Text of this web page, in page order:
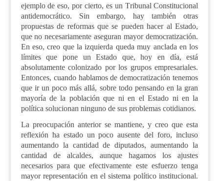
ejemplo de eso, por cierto, es un TribunalConstitucional
antidemocrático. Sin embargo, hay también otras
propuestas de reformas que se pueden hacer al Estado,
que no necesariamente aseguran mayor democratización.
En eso, creo que la izquierda queda muy anclada en los
límites que pone un Estado que, hoy en día, está
absolutamente colonizado por los grupos empresariales.
Entonces, cuando hablamos de democratización tenemos
que ir un poco más allá, sobre todo pensando en la gran
mayoría de la población que ni en el Estado ni en la
política solucionan ninguno de sus problemas cotidianos.
La preocupación anterior se mantiene, y creo que esta
reflexión ha estado un poco ausente del foro,incluso
aumentando la cantidad de diputados, aumentando la
cantidad de alcaldes, aunque hagamos los ajustes
necesarios para que efectivamente este esfuerzo tenga
mayor representación en el sistema político institucional.